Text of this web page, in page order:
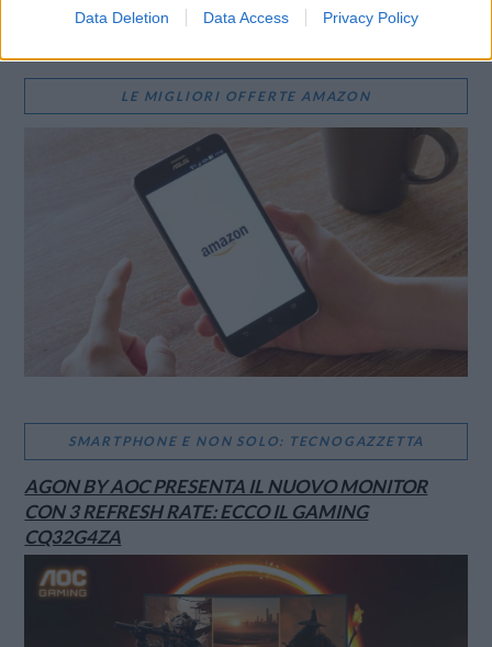
Data Deletion Data Access Privacy Policy
LE MIGLIORI OFFERTE AMAZON
SMARTPHONE E NON SOLO: TECNOGAZZETTA
AGON BY AOC PRESENTA IL NUOVO MONITOR
CON 3 REFRESH RATE: ECCO IL GAMING
CQ32G4ZA